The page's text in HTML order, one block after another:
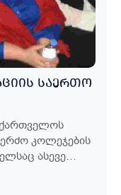
ᲡᲐᲔᲠᲗᲝ
Კოლეჯების
Ასევე
Პროფესიული